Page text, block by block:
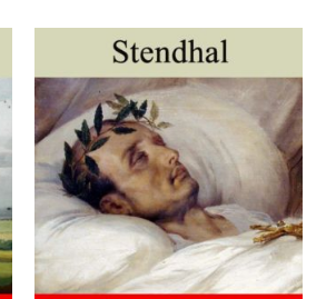
AJOUTER AU PANIER
DÉTAILS